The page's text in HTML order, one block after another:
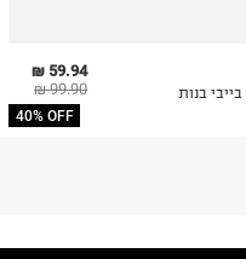
59.94 ₪
99.90 ₪
40% OFF
בנות